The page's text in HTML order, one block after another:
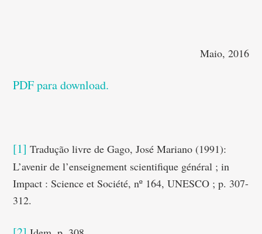
Maio, 2016
PDF para download.
[1] Tradução livre de Gago, José Mariano (1991):
L’avenir de l’enseignement scientifique général ; in
Impact : Science et Société, nº 164, UNESCO ; p. 307-
312.